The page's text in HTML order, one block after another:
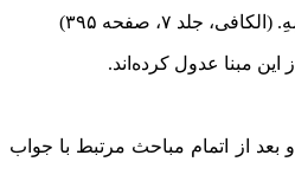
۷، صفحه ۳۹۵)
مبنا عدول کرده‌اند.
بعد از اتمام مباحث مرتبط با جواب